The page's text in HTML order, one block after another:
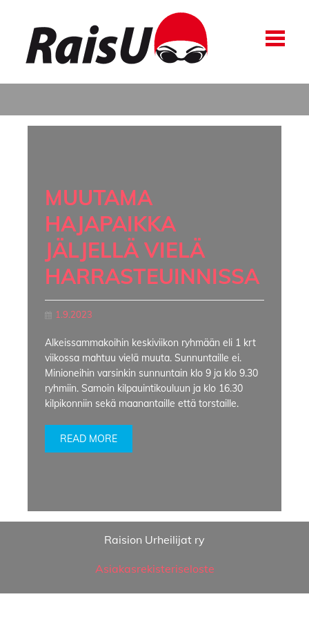
MUUTAMA
HAJAPAIKKA
JÄLJELLÄ VIELÄ
HARRASTEUINNISSA
1.9.2023
Alkeissammakoihin keskiviikon ryhmään eli 1 krt
viikossa mahtuu vielä muuta. Sunnuntaille ei.
Minioneihin varsinkin sunnuntain klo 9 ja klo 9.30
ryhmiin. Samoin kilpauintikouluun ja klo 16.30
kilpikonniin sekä maanantaille että torstaille.
READ MORE
Raision Urheilijat ry
Asiakasrekisteriseloste